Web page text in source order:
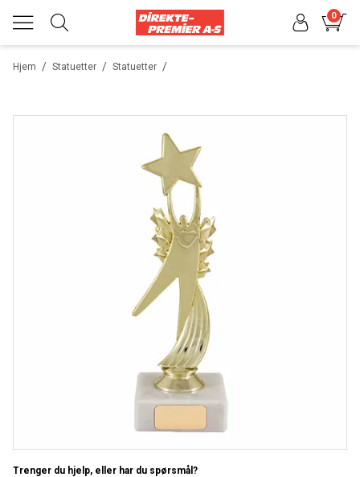
0
/
Hjem /
Statuetter /
Statuetter
Trenger du hjelp, eller har du spørsmål?